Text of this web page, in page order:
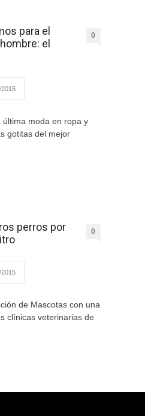
para el
el
0
2015
última moda en ropa y
gotitas del mejor
perros por
0
2015
de Mascotas con una
clínicas veterinarias de